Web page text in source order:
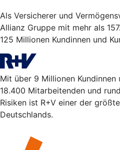
Als Versicherer und
Allianz Gruppe mit mehr als
125 Millionen Kundinnen und
Mit über 9 Millionen Kundinnen
18.400 Mitarbeitenden und
Risiken ist R+V einer der
Deutschlands.